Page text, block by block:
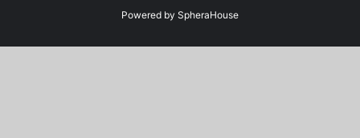
Powered by SpheraHouse